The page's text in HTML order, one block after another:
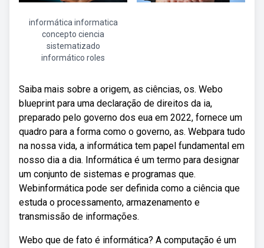
informática informatica
concepto ciencia
sistematizado
informático roles
Saiba mais sobre a origem, as ciências, os. Webo
blueprint para uma declaração de direitos da ia,
preparado pelo governo dos eua em 2022, fornece um
quadro para a forma como o governo, as. Webpara tudo
na nossa vida, a informática tem papel fundamental em
nosso dia a dia. Informática é um termo para designar
um conjunto de sistemas e programas que.
Webinformática pode ser definida como a ciência que
estuda o processamento, armazenamento e
transmissão de informações.
Webo que de fato é informática? A computação é um